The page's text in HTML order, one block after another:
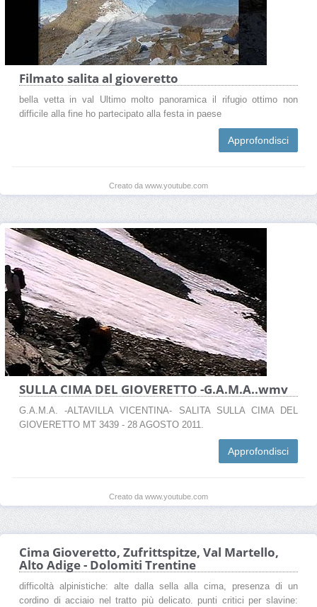
Filmato salita al gioveretto
bella vetta in val Ultimo molto panoramica il rifugio ottimo non
difficile alla fine ho partecipato alla festa in paese
Approfondisci
Creato da www.youtube.com
SULLA CIMA DEL GIOVERETTO -G.A.M.A..wmv
G.A.M.A. -ALTAVILLA VICENTINA- SALITA SULLA CIMA DEL
GIOVERETTO MT 3439 - 28 AGOSTO 2011.
Approfondisci
Creato da www.youtube.com
Cima Gioveretto, Zufrittspitze, Val Martello,
Alto Adige - Dolomiti Trentine
difficoltà alpinistiche: alte dalla sella alla cima, presenza di un
cordino di acciaio nel tratto più delicato. punti critici per slavine: